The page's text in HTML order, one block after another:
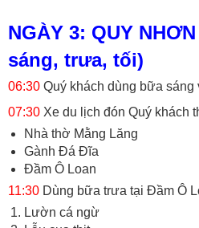
NGÀY 3: QUY
sáng, trưa, tối)
06:30 Quý khách dùng bữa sáng
07:30 Xe du lịch đón Quý khách
Nhà thờ Mằng Lăng
Gành Đá Đĩa
Đầm Ô Loan
11:30 Dùng bữa trưa tại Đầm Ô
Lườn cá ngừ